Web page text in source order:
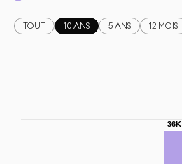
TOUT 10 ANS 5 ANS 12 MOIS
36K